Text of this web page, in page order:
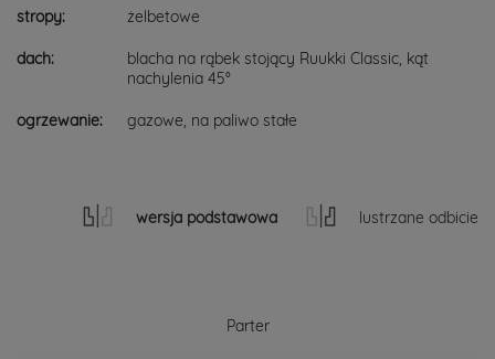
stropy: żelbetowe
dach:
blacha na rąbek stojący Ruukki Classic, kąt
nachylenia 45°
ogrzewanie: gazowe, na paliwo stałe
wersja podstawowa lustrzane odbicie
Parter